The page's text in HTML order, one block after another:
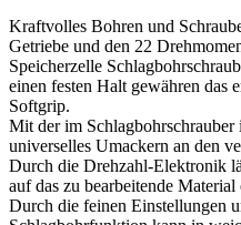
Kraftvolles Bohren und
Getriebe und den 22
Speicherzelle
einen festen Halt gewähren das
Softgrip.
Mit der im
universelles Umackern an den
Durch die Drehzahl-Elektronik
auf das zu bearbeitende Material
Durch die feinen Einstellungen